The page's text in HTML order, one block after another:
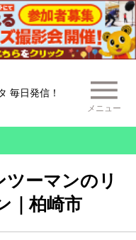
毎日発信！
メニュー
ツーマンのリ
｜柏崎市